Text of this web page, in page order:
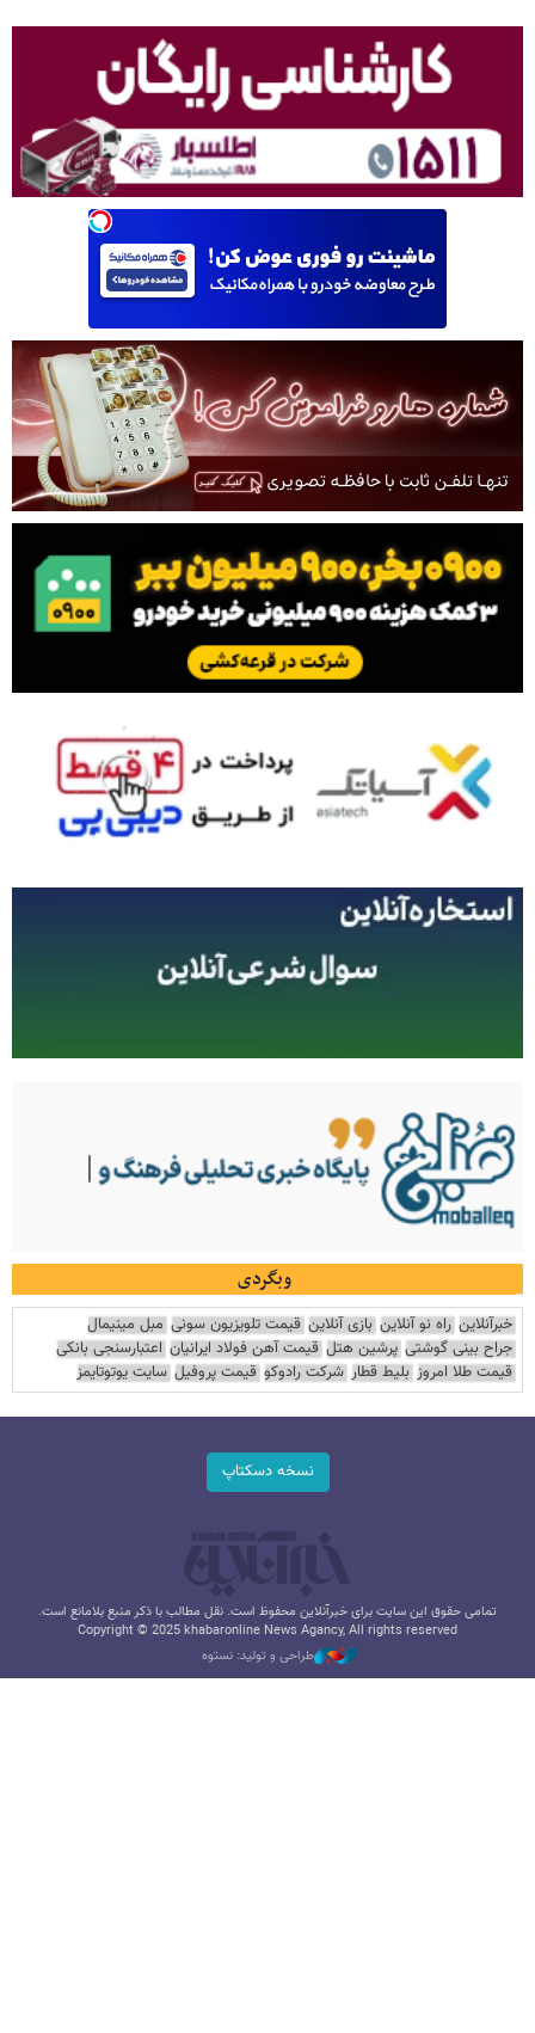
وبگردی
خبرآنلاین راه نو آنلاین بازی آنلاین قیمت تلویزیون سونی مبل مینیمال
جراح بینی گوشتی پرشین هتل قیمت آهن فولاد ایرانیان اعتبارسنجی بانکی
قیمت طلا امروز بلیط قطار شرکت رادوکو قیمت پروفیل سایت یوتوتایمز
نسخه دسکتاپ
تمامی حقوق این سایت برای خبرآنلاین محفوظ است. نقل مطالب با ذکر منبع بلامانع است.
Copyright © 2025 khabaronline News Agancy, All rights reserved
طراحی و تولید: نستوه